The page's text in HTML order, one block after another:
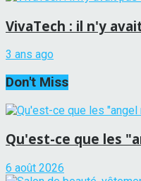
VivaTech : il n'y
3 ans ago
Don't Miss
Qu'est-ce que les
6 août 2026